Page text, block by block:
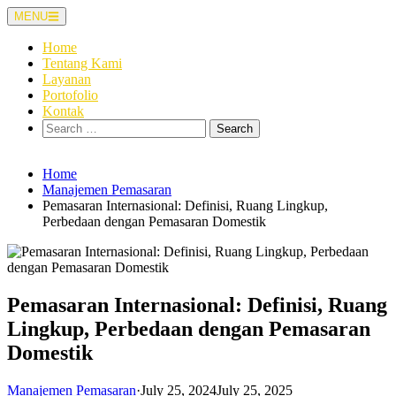
Skip
to
content
MENU
Home
Tentang Kami
Layanan
Portofolio
Kontak
Search
for:
Home
Manajemen Pemasaran
Pemasaran Internasional: Definisi, Ruang Lingkup,
Perbedaan dengan Pemasaran Domestik
Pemasaran Internasional: Definisi, Ruang
Lingkup, Perbedaan dengan Pemasaran
Domestik
Manajemen Pemasaran·July 25, 2024July 25, 2025